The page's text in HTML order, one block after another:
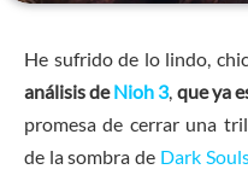
He sufrido de lo lindo,
análisis deNioh 3, que ya
promesa de cerrar una
de la sombra de Dark